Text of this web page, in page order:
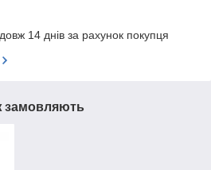
14 днів за рахунок покупця
замовляють